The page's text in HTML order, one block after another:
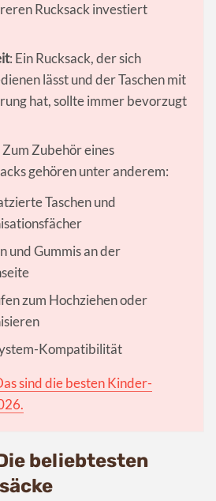
Rucksack investiert
: Ein Rucksack, der sich
lässt und der Taschen mit
hat, sollte immer bevorzugt
Zum Zubehör eines
gehören unter anderem:
Taschen und
und Gummis an der
zum Hochziehen oder
Kompatibilität
sind die besten Kinder-
beliebtesten